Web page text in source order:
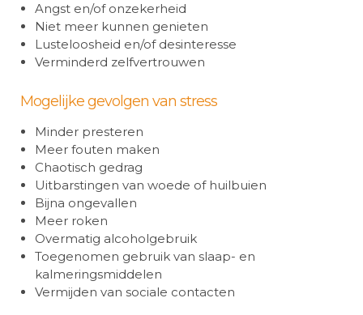
Angst en/of onzekerheid
Niet meer kunnen genieten
Lusteloosheid en/of desinteresse
Verminderd zelfvertrouwen
Mogelijke gevolgen van stress
Minder presteren
Meer fouten maken
Chaotisch gedrag
Uitbarstingen van woede of huilbuien
Bijna ongevallen
Meer roken
Overmatig alcoholgebruik
Toegenomen gebruik van slaap- en
kalmeringsmiddelen
Vermijden van sociale contacten